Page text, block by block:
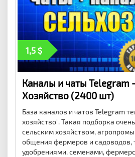
1,5
Каналы и чаты Telegram
Хозяйство (2400 шт)
База каналов и чатов Telegram
хозяйство". Такая подборка
сельским хозяйством,
общения фермеров и садоводов,
удобрениями, семенами,